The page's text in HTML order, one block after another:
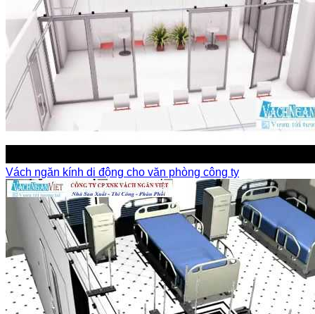
Vách ngăn kính di động cho văn phòng công ty